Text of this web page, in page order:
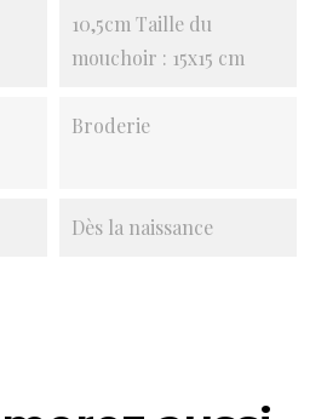
10,5cm Taille du
mouchoir : 15x15 cm
Broderie
Dès la naissance